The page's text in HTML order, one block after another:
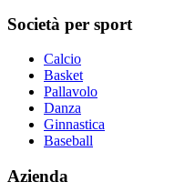
Società per sport
Calcio
Basket
Pallavolo
Danza
Ginnastica
Baseball
Azienda